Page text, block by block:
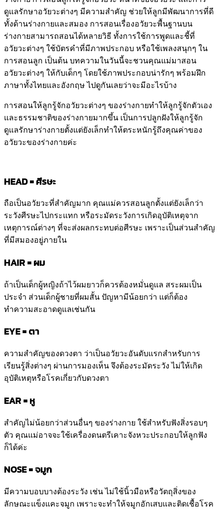
ดูแลรักษาอวัยวะต่างๆ มีความสำคัญ ช่วยให้ลูกมีพัฒนาการที่ดี
ทั้งด้านร่างกายและสมอง การสอนเรื่องอวัยวะพื้นฐานบน
ร่างกายสามารถสอนได้หลายวิธี ทั้งการใช้การพูดและชี้ที่
อวัยวะต่างๆ ใช้บัตรคำที่มีภาพประกอบ หรือใช้เพลงสนุกๆ ใน
การสอนลูก เป็นต้น บทความในวันนี้จะชวนคุณแม่มาสอน
อวัยวะต่างๆ ให้กับเด็กๆ โดยใช้ภาพประกอบน่ารักๆ พร้อมฝึก
ภาษาทั้งไทยและอังกฤษ ไปดูกันเลยว่าจะมีอะไรบ้าง
การสอนให้ลูกรู้จักอวัยวะต่างๆ ของร่างกายทำให้ลูกรู้จักตัวเอง
และธรรมชาติของร่างกายมากขึ้น เป็นการปลูกฝังให้ลูกรู้จัก
ดูแลรักษาร่างกายตั้งแต่ยังเล็กทำให้ตระหนักรู้ถึงคุณค่าของ
อวัยวะของร่างกายค่ะ
HEAD = ศีรษะ
ถือเป็นอวัยวะที่สำคัญมาก คุณแม่ควรสอนลูกตั้งแต่ยังเล็กว่า
ระวังศีรษะไปกระแทก หรือระมัดระวังการเกิดอุบัติเหตุจาก
เหตุการณ์ต่างๆ ที่จะส่งผลกระทบต่อศีรษะ เพราะเป็นส่วนสำคัญ
ที่มีสมองอยู่ภายใน
HAIR = ผม
ถ้าเป็นเด็กผู้หญิงถ้าไว้ผมยาวก็ควรต้องหมั่นดูแล สระผมเป็น
ประจำ ส่วนเด็กผู้ชายที่ผมสั้น ปัญหามีน้อยกว่า แต่ก็ต้อง
ทำความสะอาดดูแลเช่นกัน
EYE = ตา
ความสำคัญของดวงตา ว่าเป็นอวัยวะอันดับแรกสำหรับการ
เรียนรู้สิ่งต่างๆ ผ่านการมองเห็น จึงต้องระมัดระวัง ไม่ให้เกิด
อุบัติเหตุหรือโรคเกี่ยวกับดวงตา
EAR = หู
สำคัญไม่น้อยกว่าส่วนอื่นๆ ของร่างกาย ใช้สำหรับฟังสิ่งรอบๆ
ตัว คุณแม่อาจจะใช้เครื่องดนตรีเคาะจังหวะประกอบให้ลูกฟัง
ก็ได้ค่ะ
NOSE = จมูก
มีความบอบบางต้องระวัง เช่น ไม่ใช้นิ้วมือหรือวัตถุสิ่งของ
ลักษณะแข็งแคะจมูก เพราะจะทำให้จมูกอักเสบและติดเชื้อโรค